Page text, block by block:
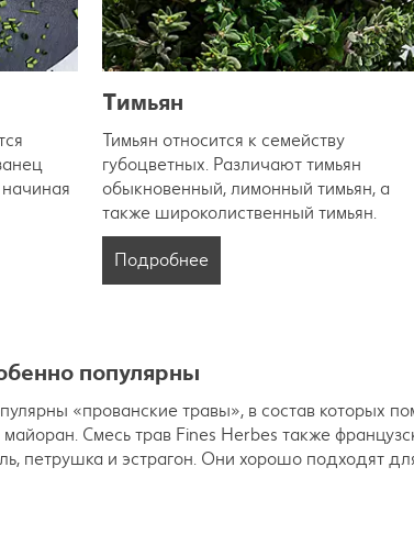
Тимьян
Тимьян относится к семейству
губоцветных. Различают тимьян
обыкновенный, лимонный тимьян, а
также широколиственный тимьян.
Подробнее
популярны
«прованские травы», в состав которых
Смесь трав Fines Herbes также
петрушка и эстрагон. Они хорошо подходят